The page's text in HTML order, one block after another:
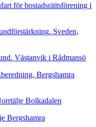
för bostadsrättsförening i
Sveden,
Västanvik i Rådmansö
Bergshamra
Bolkadalen
Bergshamra